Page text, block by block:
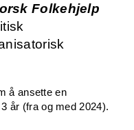
Folkehjelp
å ansette en
år (fra og med 2024).